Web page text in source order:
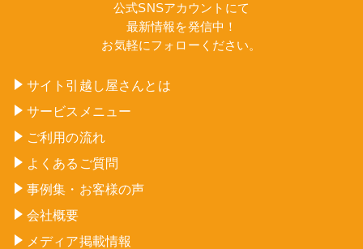
公式SNSアカウントにて
最新情報を発信中！
お気軽にフォローください。
サイト引越し屋さんとは
サービスメニュー
ご利用の流れ
よくあるご質問
事例集・お客様の声
会社概要
メディア掲載情報